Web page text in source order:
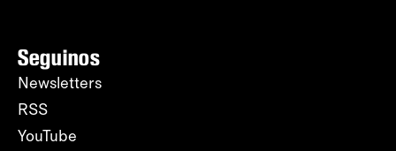
Seguinos
Newsletters
RSS
YouTube